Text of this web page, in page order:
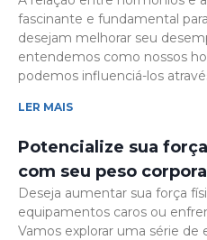
fascinante e fundamental
desejam melhorar seu
entendemos como nossos
podemos influenciá-los
LER MAIS
Potencialize sua
com seu peso corporal
Deseja aumentar sua força
equipamentos caros ou
Vamos explorar uma série de